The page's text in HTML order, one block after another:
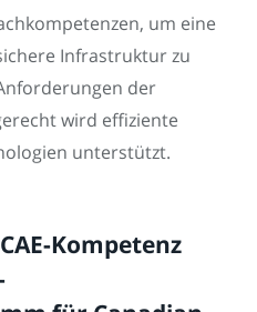
um eine
Infrastruktur zu
der
wird effiziente
unterstützt.
Kompetenz